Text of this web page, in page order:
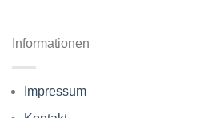
Informationen
Impressum